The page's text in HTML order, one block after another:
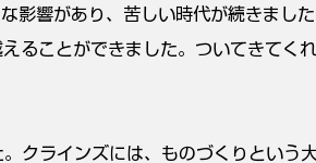
影響があり、苦しい時代が続きまし
ることができました。ついてきてく
クラインズには、ものづくりという